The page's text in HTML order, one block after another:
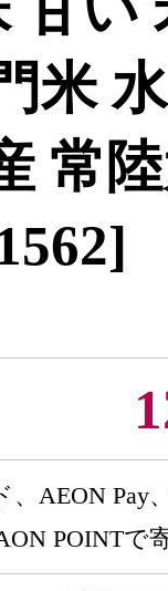
米
常
AEON Pay
POINTで